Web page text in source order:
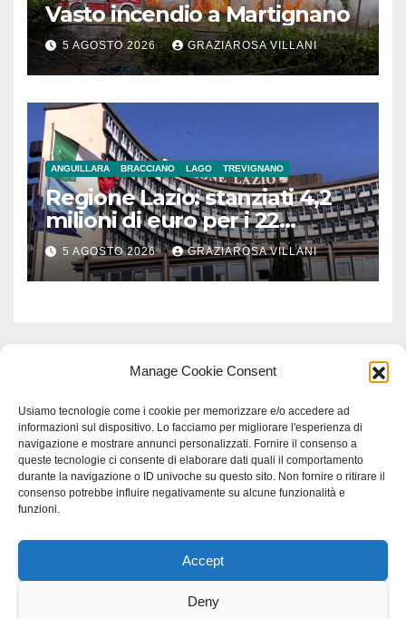
Manage Cookie Consent
Usiamo tecnologie come i cookie per memorizzare e/o accedere ad
informazioni sul dispositivo. Lo facciamo per migliorare l'esperienza di
navigazione e mostrare annunci personalizzati. Fornire il consenso a
queste tecnologie ci consente di elaborare dati quali il comportamento
durante la navigazione o ID univoche su questo sito. Non fornire o ritirare il
consenso potrebbe influire negativamente su alcune funzionalità e
funzioni.
Accept
Deny
Vasto incendio a Martignano
5 AGOSTO 2026 GRAZIAROSA VILLANI
ANGUILLARA BRACCIANO LAGO TREVIGNANO
Regione Lazio: stanziati 4,2
milioni di euro per i 22
Comuni dell’Etruria
Meridionale
5 AGOSTO 2026 GRAZIAROSA VILLANI
Proudly powered by WordPress|Tema: Newspaperex di
Scienza studio specialistico bracciano